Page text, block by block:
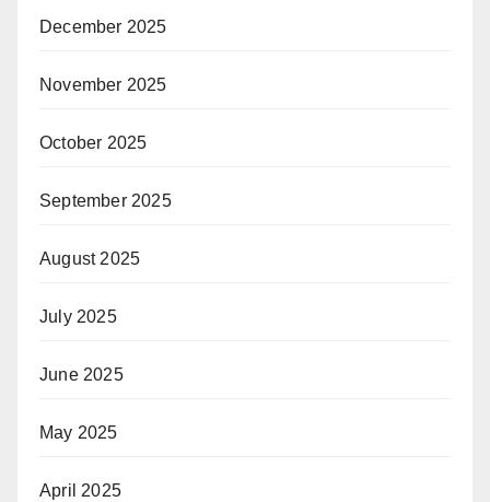
December 2025
November 2025
October 2025
September 2025
August 2025
July 2025
June 2025
May 2025
April 2025